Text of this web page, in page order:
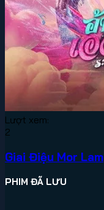
Lượt xem:
2
Giai Điệu Mor Lam
PHIM ĐÃ LƯU